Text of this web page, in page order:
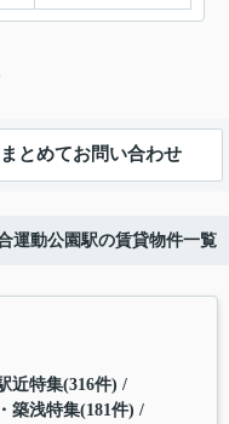
まとめてお問い合わせ
運動公園駅の賃貸物件一覧
近特集(316件)
築浅特集(181件)